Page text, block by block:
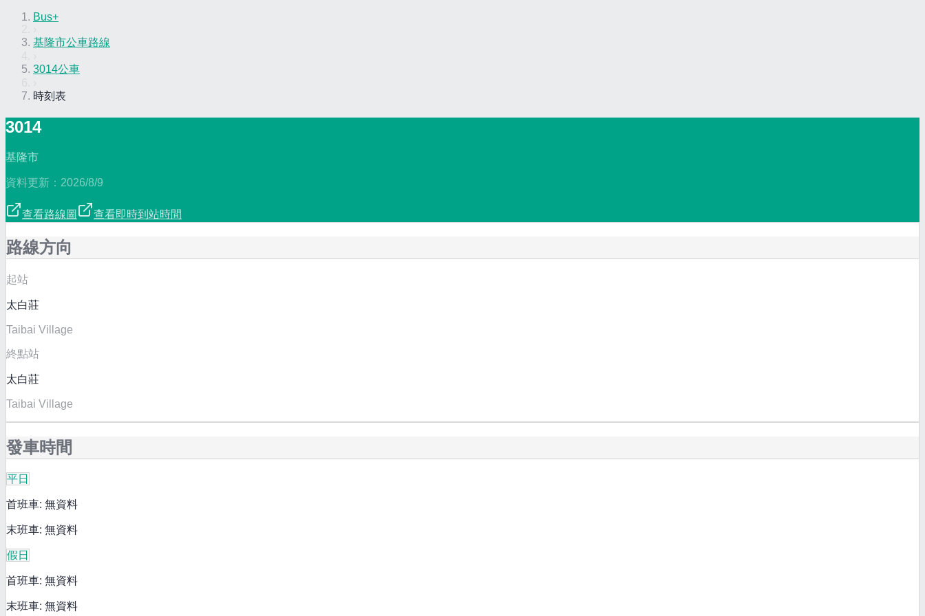
Bus+
基隆市公車路線
3014公車
時刻表
3014
基隆市
資料更新： 2026/8/9
查看路線圖 查看即時到站時間
路線方向
起站
太白莊
Taibai Village
終點站
太白莊
Taibai Village
發車時間
平日
首班車: 無資料
末班車: 無資料
假日
首班車: 無資料
末班車: 無資料